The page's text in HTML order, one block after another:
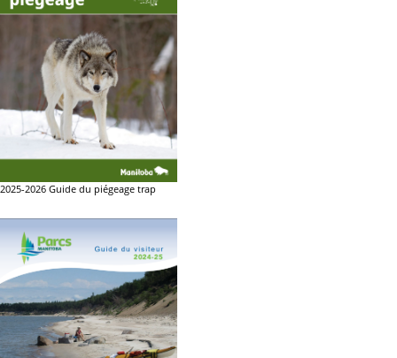
2025-2026 Guide du piégeage trap